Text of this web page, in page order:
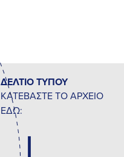
ΔΕΛΤΙΟ ΤΥΠΟΥ
ΚΑΤΕΒΑΣΤΕ ΤΟ ΑΡΧΕΙΟ
ΕΔΩ: